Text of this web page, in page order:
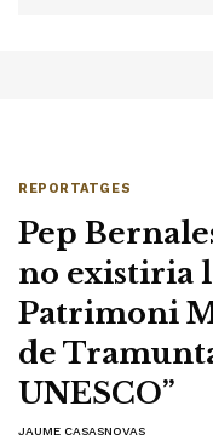
REPORTATGES
Pep
no existiria
Patrimoni
de
UNESCO”
JAUME CASASNOVAS